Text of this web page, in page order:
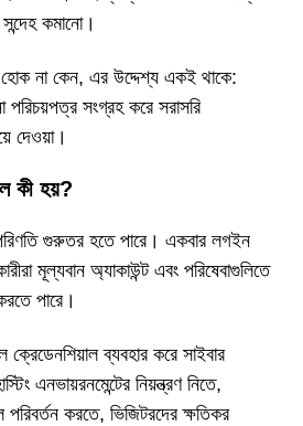
কমানো।
হোক না কেন, এর উদ্দেশ্য একই থাকে:
সংগ্রহ করে সরাসরি
দেওয়া।
কী হয়?
গুরুতর হতে পারে। একবার লগইন
মূল্যবান অ্যাকাউন্ট এবং পরিষেবাগুলিতে
পারে।
ক্রেডেনশিয়াল ব্যবহার করে সাইবার
এনভায়রনমেন্টের নিয়ন্ত্রণ নিতে,
করতে, ভিজিটরদের ক্ষতিকর